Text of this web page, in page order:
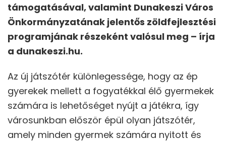
támogatásával, valamint Dunakeszi Város
Önkormányzatának jelentős zöldfejlesztési
programjának részeként valósul meg – írja
a dunakeszi.hu.
Az új játszótér különlegessége, hogy az ép
gyerekek mellett a fogyatékkal élő gyermekek
számára is lehetőséget nyújt a játékra, így
városunkban először épül olyan játszótér,
amely minden gyermek számára nyitott és